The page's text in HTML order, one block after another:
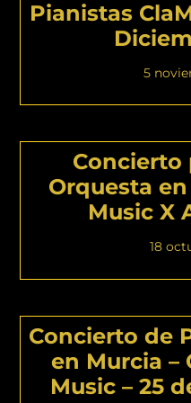
Pianistas
5
Concierto
Orquesta
Music X
18
Concierto de
en Murcia –
Music – 25